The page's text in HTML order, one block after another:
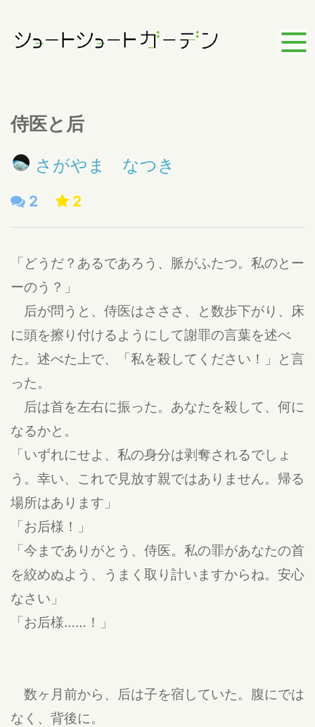
侍医と后
さがやま なつき
2 2
「どうだ？あるであろう、脈がふたつ。私のとー
ーのう？」
后が問うと、侍医はさささ、と数歩下がり、床
に頭を擦り付けるようにして謝罪の言葉を述べ
た。述べた上で、「私を殺してください！」と言
った。
后は首を左右に振った。あなたを殺して、何に
なるかと。
「いずれにせよ、私の身分は剥奪されるでしょ
う。幸い、これで見放す親ではありません。帰る
場所はあります」
「お后様！」
「今までありがとう、侍医。私の罪があなたの首
を絞めぬよう、うまく取り計いますからね。安心
なさい」
「お后様……！」
数ヶ月前から、后は子を宿していた。腹にでは
なく、背後に。